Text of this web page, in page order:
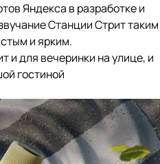
Яндекса в разработке и
Станции Стрит таким
и ярким.
и для вечеринки на улице, и
гостиной